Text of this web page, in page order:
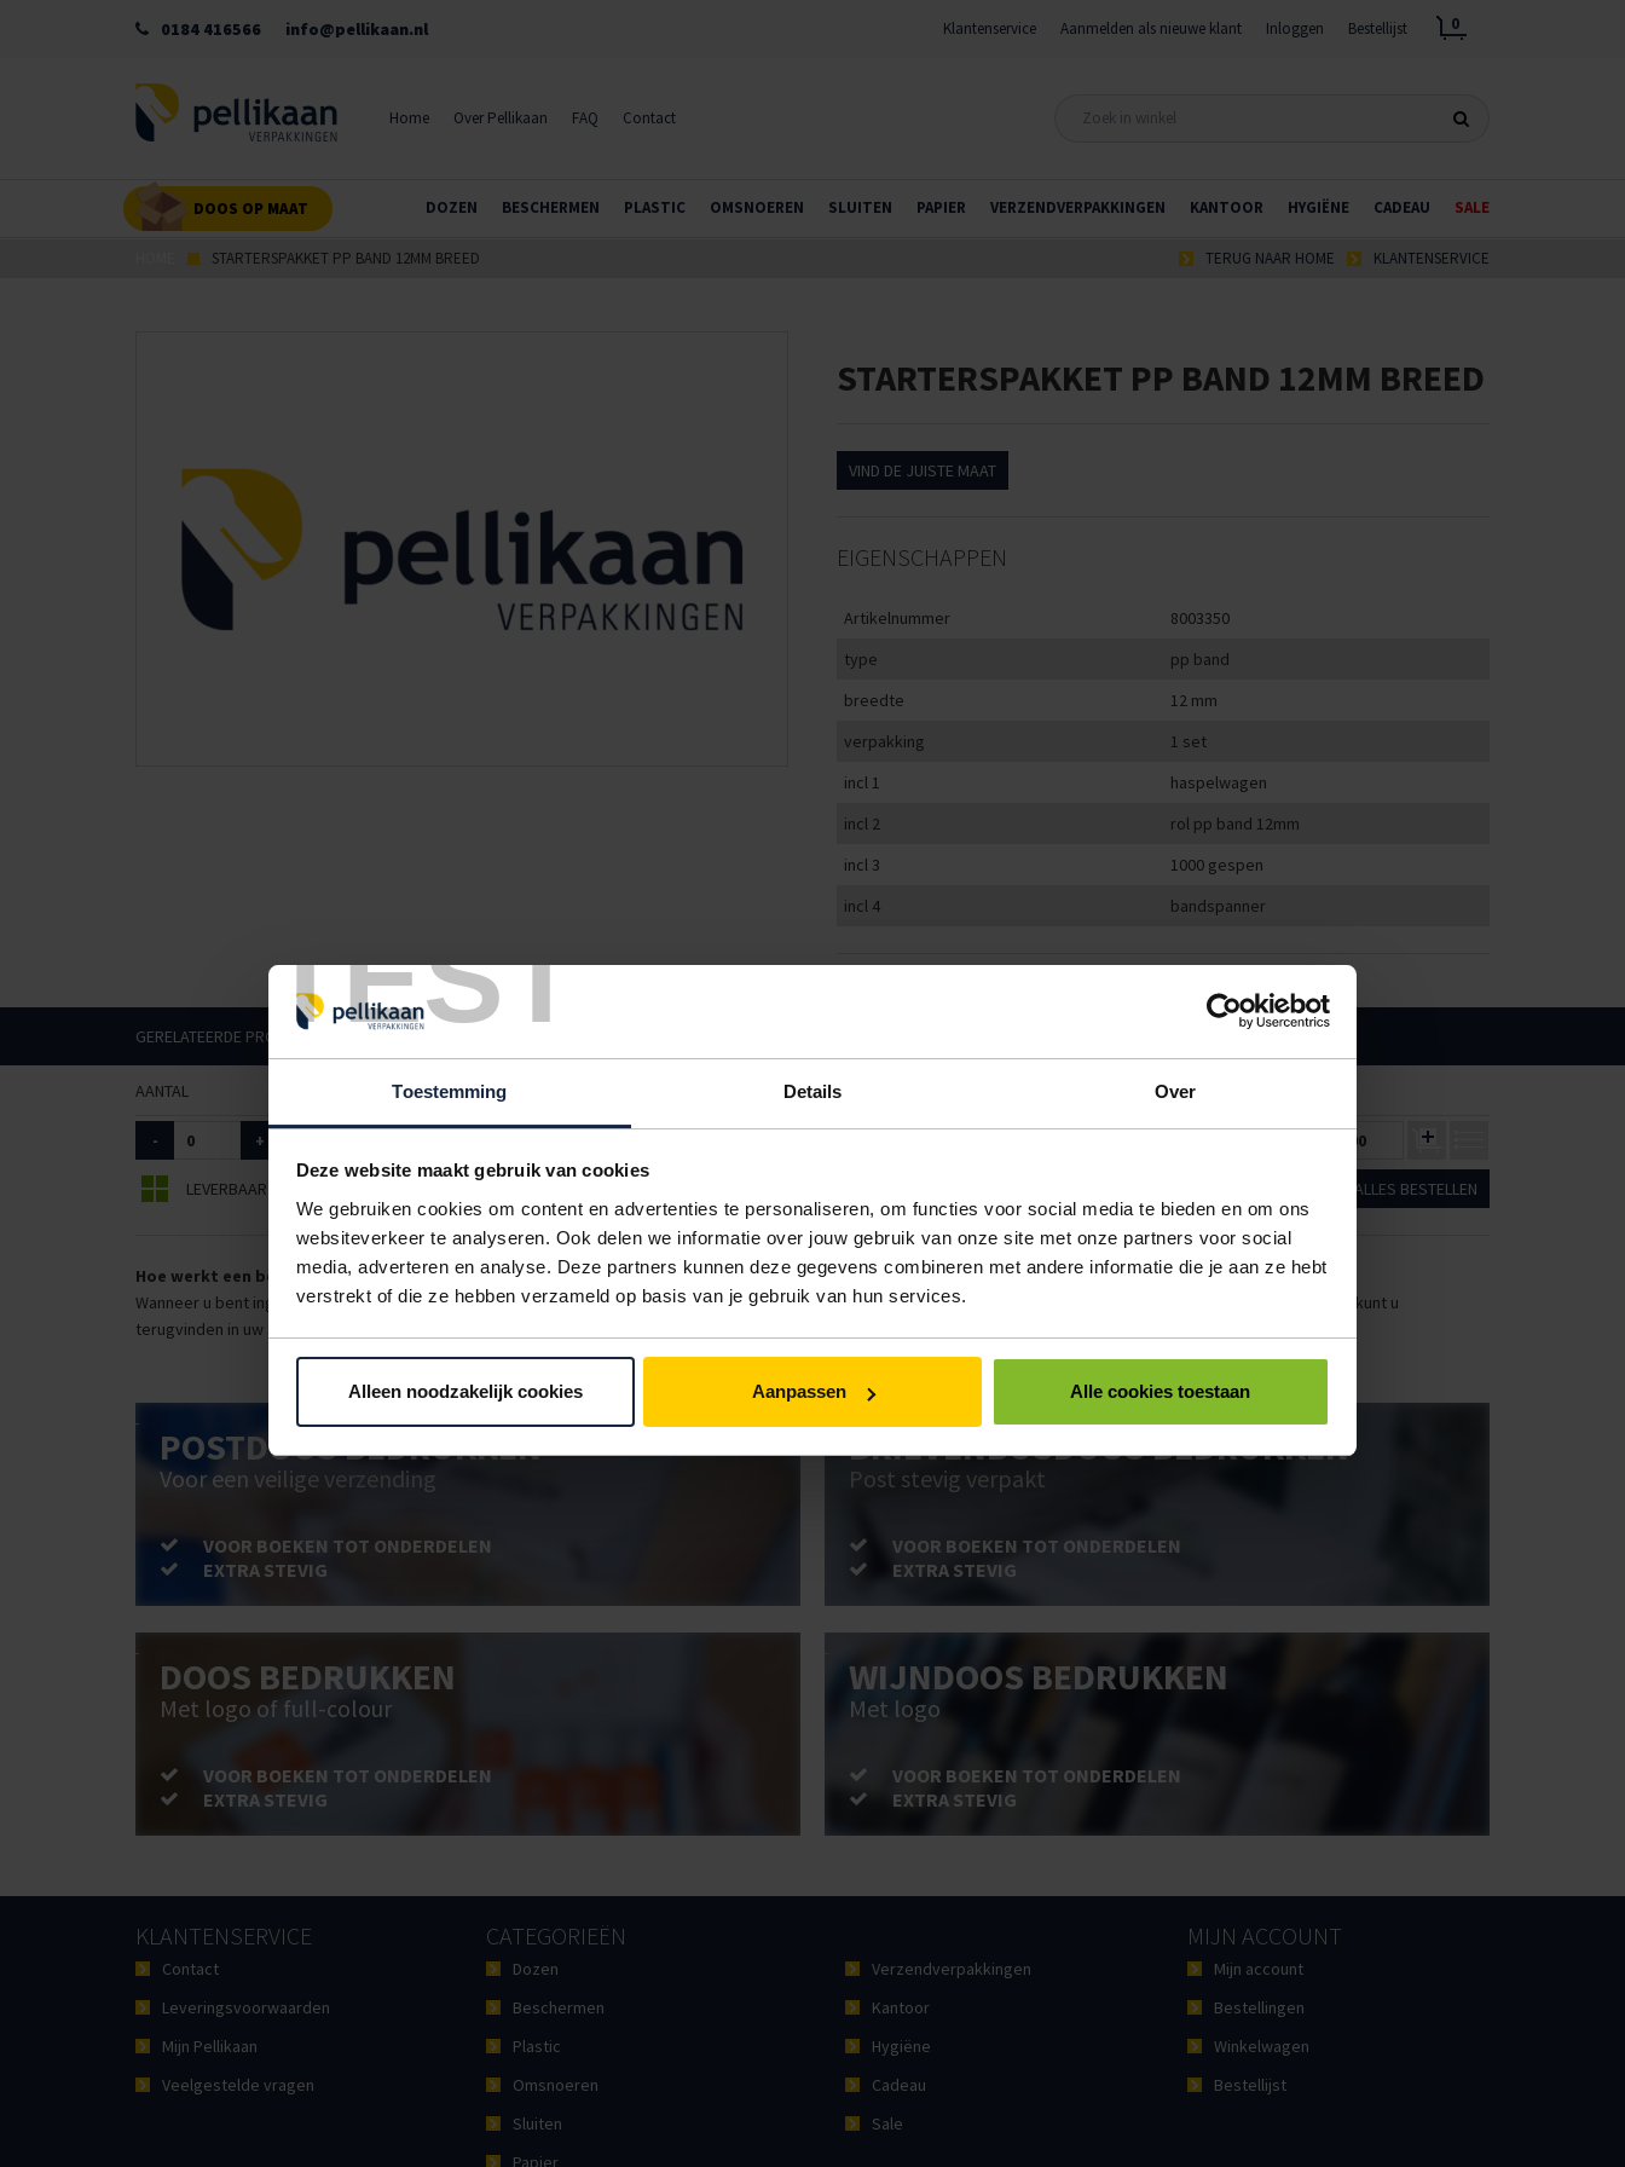
TEST
Toestemming Details Over
Deze website maakt gebruik van cookies
We gebruiken cookies om content en advertenties te personaliseren, om functies voor social media te bieden en om ons
websiteverkeer te analyseren. Ook delen we informatie over jouw gebruik van onze site met onze partners voor social
media, adverteren en analyse. Deze partners kunnen deze gegevens combineren met andere informatie die je aan ze hebt
verstrekt of die ze hebben verzameld op basis van je gebruik van hun services.
Alleen noodzakelijk cookies Aanpassen Alle cookies toestaan
0184 416566 info@pellikaan.nl Klantenservice Aanmelden als nieuwe klant Inloggen Bestellijst 0
Home Over Pellikaan FAQ Contact
DOZEN BESCHERMEN PLASTIC OMSNOEREN SLUITEN PAPIER VERZENDVERPAKKINGEN KANTOOR HYGIËNE CADEAU SALE
DOOS OP MAAT
STARTERSPAKKET PP BAND 12MM BREED KLANTENSERVICE
TERUG NAAR HOME
STARTERSPAKKET PP BAND 12MM BREED
VIND DE JUISTE MAAT
EIGENSCHAPPEN
Artikelnummer
8003350
type
pp band
breedte
12 mm
verpakking
1 set
incl 1
haspelwagen
incl 2
rol pp band 12mm
incl 3
1000 gespen
incl 4
bandspanner
GERELATEERDE PRODUCTEN
AANTAL TYPE
- + €0,00
LEVERBAAR ALLES BESTELLEN
Hoe werkt een bestellijst?
Wanneer u bent ingelogd, kunt u een eigen bestellijst maken. Gebruik bestel- en offertelijsten om eenvoudig en snel producten te bestellen. Uw bestel- en offertelijsten kunt u
terugvinden in uw account. Dat pakt altijd goed uit voor uw administratie!
POSTDOOS BEDRUKKEN
Voor een veilige verzending
VOOR BOEKEN TOT ONDERDELEN
EXTRA STEVIG
BRIEVENBUSDOOS BEDRUKKEN
Post stevig verpakt
VOOR BOEKEN TOT ONDERDELEN
EXTRA STEVIG
DOOS BEDRUKKEN
Met logo of full-colour
VOOR BOEKEN TOT ONDERDELEN
EXTRA STEVIG
WIJNDOOS BEDRUKKEN
Met logo
VOOR BOEKEN TOT ONDERDELEN
EXTRA STEVIG
KLANTENSERVICE
Contact
Leveringsvoorwaarden
Mijn Pellikaan
Veelgestelde vragen
CATEGORIEËN
Dozen
Beschermen
Plastic
Omsnoeren
Sluiten
Papier
Verzendverpakkingen
Kantoor
Hygiëne
Cadeau
Sale
MIJN ACCOUNT
Mijn account
Bestellingen
Winkelwagen
Bestellijst